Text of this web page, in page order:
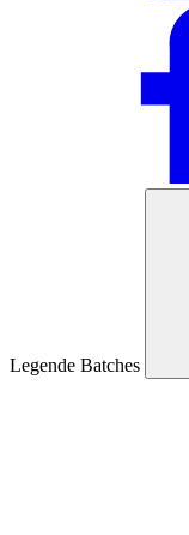
Legende Batches